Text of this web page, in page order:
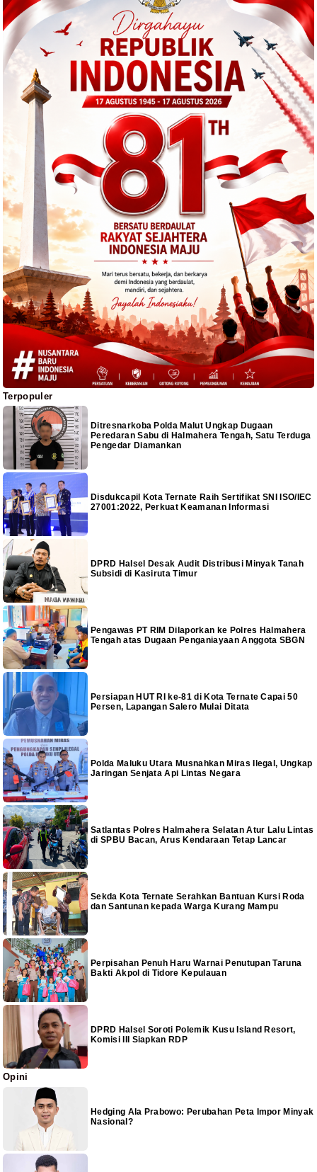
Terpopuler
Ditresnarkoba Polda Malut Ungkap Dugaan
Peredaran Sabu di Halmahera Tengah, Satu Terduga
Pengedar Diamankan
Disdukcapil Kota Ternate Raih Sertifikat SNI ISO/IEC
27001:2022, Perkuat Keamanan Informasi
DPRD Halsel Desak Audit Distribusi Minyak Tanah
Subsidi di Kasiruta Timur
Pengawas PT RIM Dilaporkan ke Polres Halmahera
Tengah atas Dugaan Penganiayaan Anggota SBGN
Persiapan HUT RI ke-81 di Kota Ternate Capai 50
Persen, Lapangan Salero Mulai Ditata
Polda Maluku Utara Musnahkan Miras Ilegal, Ungkap
Jaringan Senjata Api Lintas Negara
Satlantas Polres Halmahera Selatan Atur Lalu Lintas
di SPBU Bacan, Arus Kendaraan Tetap Lancar
Sekda Kota Ternate Serahkan Bantuan Kursi Roda
dan Santunan kepada Warga Kurang Mampu
Perpisahan Penuh Haru Warnai Penutupan Taruna
Bakti Akpol di Tidore Kepulauan
DPRD Halsel Soroti Polemik Kusu Island Resort,
Komisi III Siapkan RDP
Opini
Hedging Ala Prabowo: Perubahan Peta Impor Minyak
Nasional?